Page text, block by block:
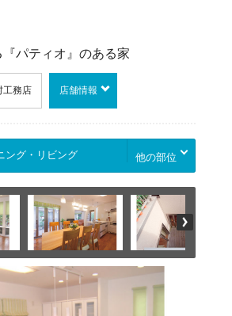
パティオ』のある家
工務店 店舗情報
他の部位